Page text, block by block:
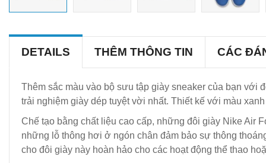
DETAILS THÊM THÔNG TIN CÁC
Thêm sắc màu vào bộ sưu tập giày sneaker của bạn với
trải nghiệm giày dép tuyệt vời nhất. Thiết kế với màu
Chế tạo bằng chất liệu cao cấp, những đôi giày Nike Air
những lỗ thông hơi ở ngón chân đảm bảo sự thông
cho đôi giày này hoàn hảo cho các hoạt động thể thao